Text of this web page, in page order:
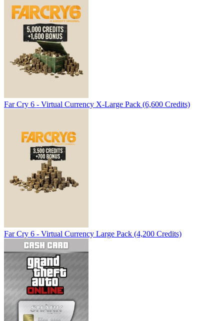
Far Cry 6 - Virtual Currency X-Large Pack (6,600 Credits)
Far Cry 6 - Virtual Currency Large Pack (4,200 Credits)